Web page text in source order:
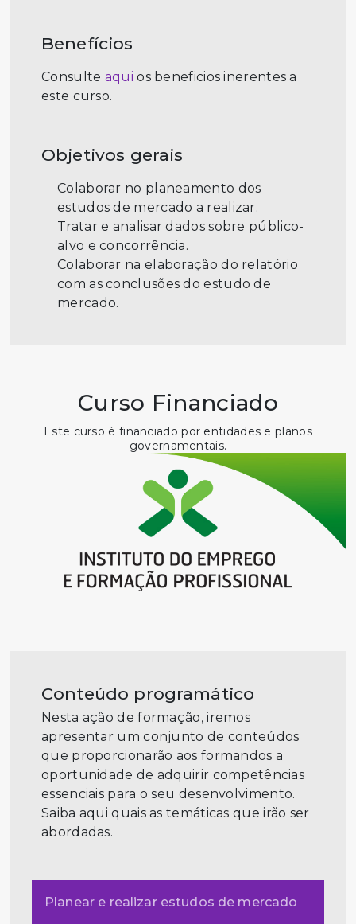
Benefícios
Consulte aqui os beneficios inerentes a
este curso.
Objetivos gerais
Colaborar no planeamento dos
estudos de mercado a realizar.
Tratar e analisar dados sobre público-
alvo e concorrência.
Colaborar na elaboração do relatório
com as conclusões do estudo de
mercado.
Curso Financiado
Este curso é financiado por entidades e planos
governamentais.
Conteúdo programático
Nesta ação de formação, iremos
apresentar um conjunto de conteúdos
que proporcionarão aos formandos a
oportunidade de adquirir competências
essenciais para o seu desenvolvimento.
Saiba aqui quais as temáticas que irão ser
abordadas.
Planear e realizar estudos de mercado